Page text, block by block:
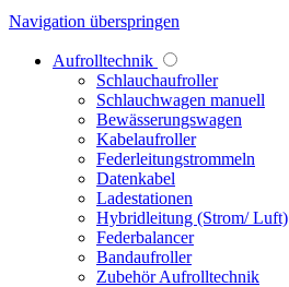
Navigation überspringen
Aufrolltechnik
Schlauchaufroller
Schlauchwagen manuell
Bewässerungswagen
Kabelaufroller
Federleitungstrommeln
Datenkabel
Ladestationen
Hybridleitung (Strom/ Luft)
Federbalancer
Bandaufroller
Zubehör Aufrolltechnik